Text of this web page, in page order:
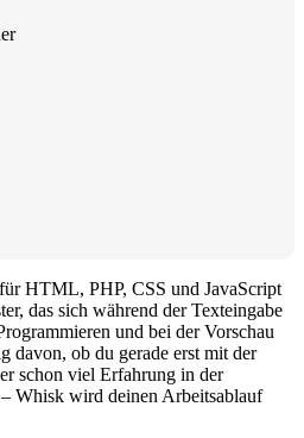
HTML, PHP, CSS und JavaScript
das sich während der Texteingabe
und bei der Vorschau
davon, ob du gerade erst mit der
schon viel Erfahrung in der
Whisk wird deinen Arbeitsablauf